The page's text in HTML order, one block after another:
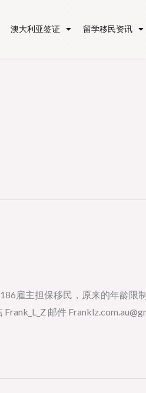
澳大利亚签证 留学移民资讯
雇主担保移民，原来的年龄
邮件